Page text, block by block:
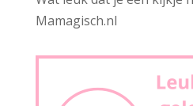
Mamagisch.nl